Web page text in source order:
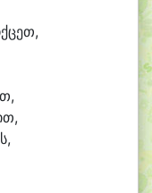
ცეთ,